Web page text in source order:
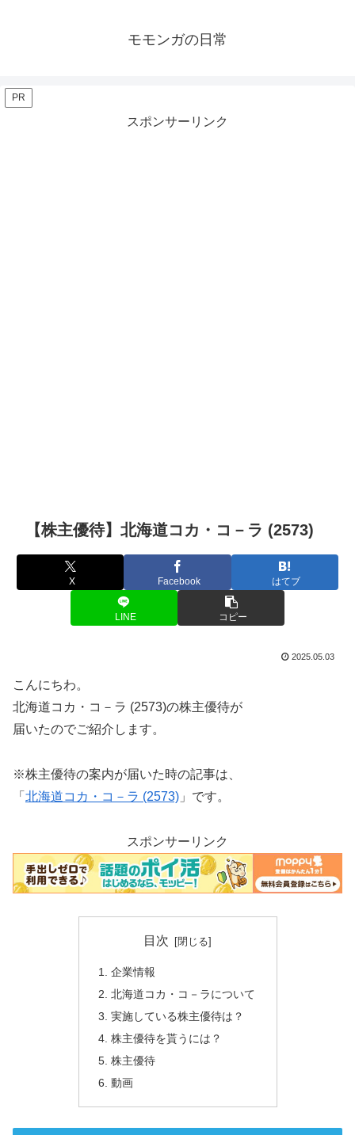
モモンガの日常
PR
スポンサーリンク
【株主優待】北海道コカ・コ－ラ (2573)
X Facebook はてブ
LINE コピー
2025.05.03
こんにちわ。
北海道コカ・コ－ラ (2573)の株主優待が
届いたのでご紹介します。
※株主優待の案内が届いた時の記事は、
「 北海道コカ・コ－ラ (2573) 」です。
スポンサーリンク
目次
企業情報
北海道コカ・コ－ラについて
実施している株主優待は？
株主優待を貰うには？
株主優待
動画